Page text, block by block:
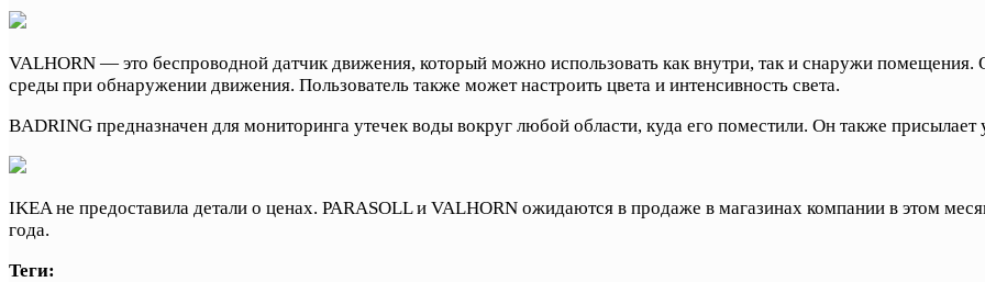
VALHORN — это беспроводной датчик движения, который можно использовать как внутри, так и снаружи
среды при обнаружении движения. Пользователь также может настроить цвета и интенсивность света.
BADRING предназначен для мониторинга утечек воды вокруг любой области, куда его поместили. Он также
IKEA не предоставила детали о ценах. PARASOLL и VALHORN ожидаются в продаже в магазинах компании в этом
года.
Теги: